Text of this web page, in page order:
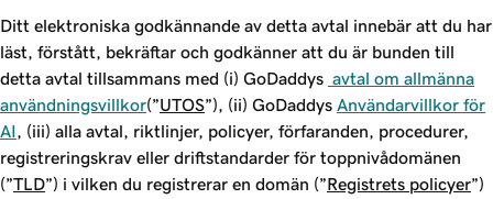
Ditt elektroniska godkännande av detta avtal innebär att du har
läst, förstått, bekräftar och godkänner att du är bunden till
detta avtal tillsammans med (i) GoDaddys avtal om allmänna
användningsvillkor(”UTOS”), (ii) GoDaddys Användarvillkor för
AI , (iii) alla avtal, riktlinjer, policyer, förfaranden, procedurer,
registreringskrav eller driftstandarder för toppnivådomänen
(”TLD”) i vilken du registrerar en domän (”Registrets policyer”)